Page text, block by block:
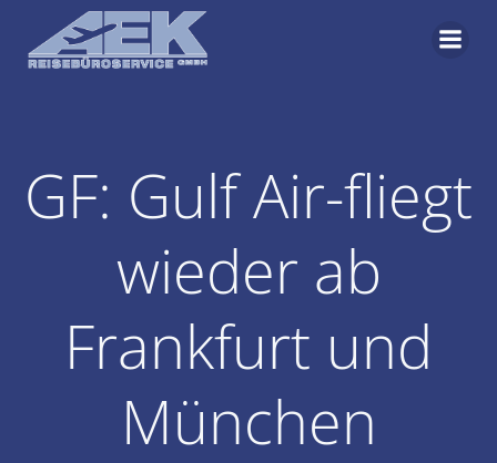
GF: Gulf Air-fliegt
wieder ab
Frankfurt und
München